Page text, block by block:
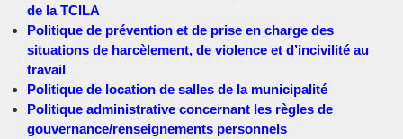
de la TCILA
Politique de prévention et de prise en charge des
situations de harcèlement, de violence et d’incivilité au
travail
Politique de location de salles de la municipalité
Politique administrative concernant les règles de
gouvernance/renseignements personnels